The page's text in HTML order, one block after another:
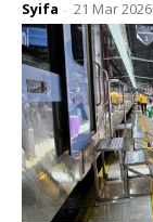
Syifa - 21 Mar 2026